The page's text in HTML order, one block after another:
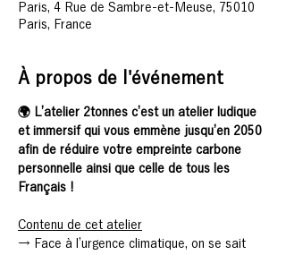
Paris, 4 Rue de Sambre-et-Meuse, 75010
Paris, France
À propos de l'événement
🌍 L’atelier 2tonnes c’est un atelier ludique
et immersif qui vous emmène jusqu’en 2050
afin de réduire votre empreinte carbone
personnelle ainsi que celle de tous les
Français !
Contenu de cet atelier
→ Face à l’urgence climatique, on se sait